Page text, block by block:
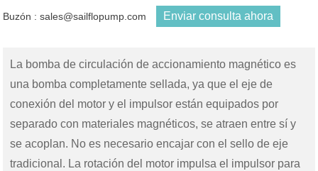
Buzón : sales@sailflopump.com Enviar consulta ahora
La bomba de circulación de accionamiento magnético es
una bomba completamente sellada, ya que el eje de
conexión del motor y el impulsor están equipados por
separado con materiales magnéticos, se atraen entre sí y
se acoplan. No es necesario encajar con el sello de eje
tradicional. La rotación del motor impulsa el impulsor para